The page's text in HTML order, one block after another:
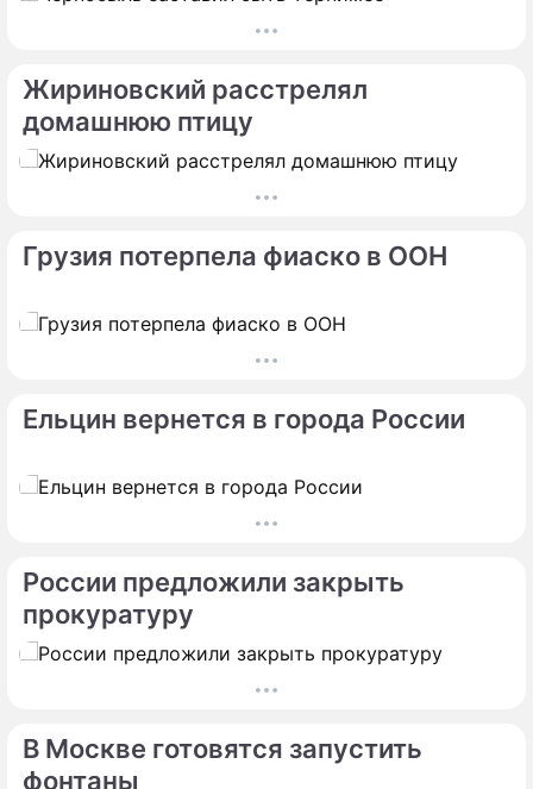
Жириновский расстрелял
домашнюю птицу
Грузия потерпела фиаско в ООН
Ельцин вернется в города России
России предложили закрыть
прокуратуру
В Москве готовятся запустить
фонтаны